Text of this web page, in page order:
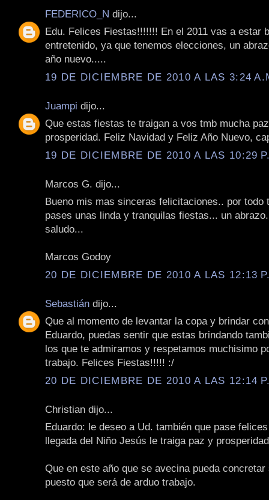
FEDERICO_N dijo...
Edu. Felices Fiestas!!!!!!! En el 2011 vas a estar
entretenido, ya que tenemos elecciones, un
año nuevo.....
19 DE DICIEMBRE DE 2010 A LAS 3:24
Juampi dijo...
Que estas fiestas te traigan a vos tmb mucha
prosperidad. Feliz Navidad y Feliz Año Nuevo,
19 DE DICIEMBRE DE 2010 A LAS 10:29
Marcos G. dijo...
Bueno mis mas sinceras felicitaciones.. por todo
pases unas linda y tranquilas fiestas... un
saludo...
Marcos Godoy
20 DE DICIEMBRE DE 2010 A LAS 12:13
Sebastián dijo...
Que al momento de levantar la copa y brindar
Eduardo, puedas sentir que estas brindando
los que te admiramos y respetamos muchisimo
trabajo. Felices Fiestas!!!!! :/
20 DE DICIEMBRE DE 2010 A LAS 12:14
Christian dijo...
Eduardo: le deseo a Ud. también que pase
llegada del Niño Jesús le traiga paz y
Que en este año que se avecina pueda
puesto que será de arduo trabajo.